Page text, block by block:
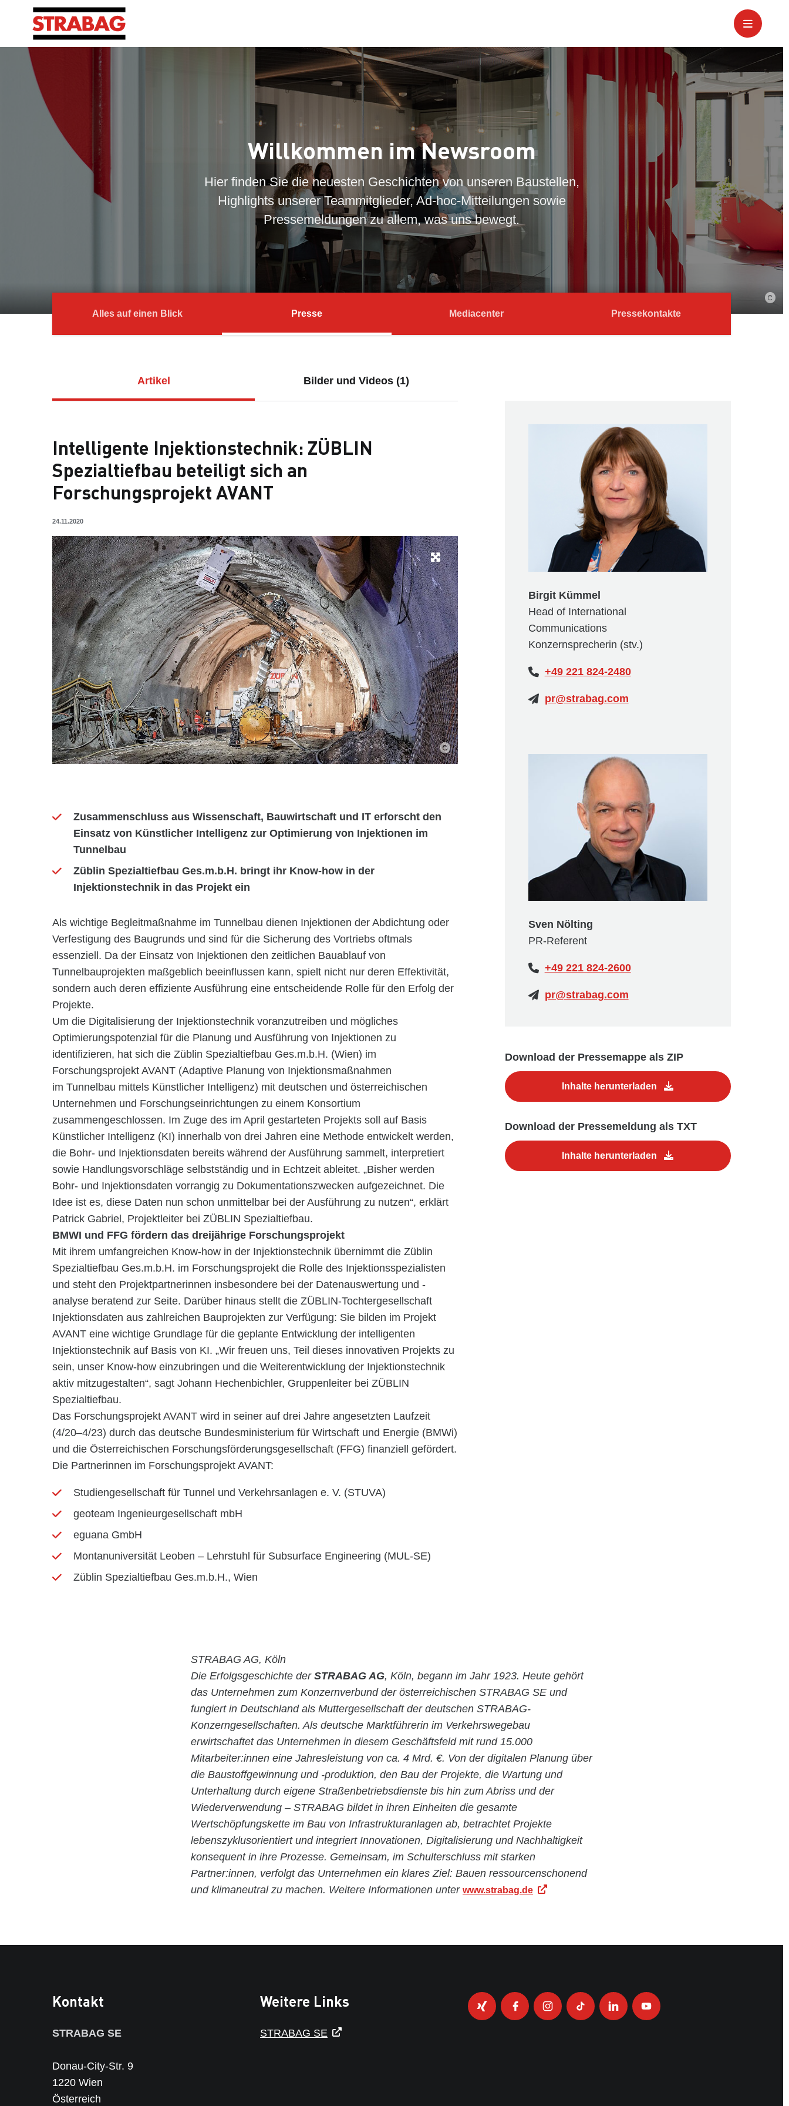
Willkommen im Newsroom
Hier finden Sie die neuesten Geschichten von unseren Baustellen,
Highlights unserer Teammitglieder, Ad-hoc-Mitteilungen sowie
Pressemeldungen zu allem, was uns bewegt.
Alles auf einen Blick Presse Mediacenter Pressekontakte
Artikel Bilder und Videos (1)
Intelligente Injektionstechnik: ZÜBLIN
Spezialtiefbau beteiligt sich an
Forschungsprojekt AVANT
24.11.2020
Zusammenschluss aus Wissenschaft, Bauwirtschaft und IT erforscht den
Einsatz von Künstlicher Intelligenz zur Optimierung von Injektionen im
Tunnelbau
Züblin Spezialtiefbau Ges.m.b.H. bringt ihr Know-how in der
Injektionstechnik in das Projekt ein
Als wichtige Begleitmaßnahme im Tunnelbau dienen Injektionen der Abdichtung oder
Verfestigung des Baugrunds und sind für die Sicherung des Vortriebs oftmals
essenziell. Da der Einsatz von Injektionen den zeitlichen Bauablauf von
Tunnelbauprojekten maßgeblich beeinflussen kann, spielt nicht nur deren Effektivität,
sondern auch deren effiziente Ausführung eine entscheidende Rolle für den Erfolg der
Projekte.
Um die Digitalisierung der Injektionstechnik voranzutreiben und mögliches
Optimierungspotenzial für die Planung und Ausführung von Injektionen zu
identifizieren, hat sich die Züblin Spezialtiefbau Ges.m.b.H. (Wien) im
Forschungsprojekt AVANT (Adaptive Planung von Injektionsmaßnahmen
im Tunnelbau mittels Künstlicher Intelligenz) mit deutschen und österreichischen
Unternehmen und Forschungseinrichtungen zu einem Konsortium
zusammengeschlossen. Im Zuge des im April gestarteten Projekts soll auf Basis
Künstlicher Intelligenz (KI) innerhalb von drei Jahren eine Methode entwickelt werden,
die Bohr- und Injektionsdaten bereits während der Ausführung sammelt, interpretiert
sowie Handlungsvorschläge selbstständig und in Echtzeit ableitet. „Bisher werden
Bohr- und Injektionsdaten vorrangig zu Dokumentationszwecken aufgezeichnet. Die
Idee ist es, diese Daten nun schon unmittelbar bei der Ausführung zu nutzen“, erklärt
Patrick Gabriel, Projektleiter bei ZÜBLIN Spezialtiefbau.
BMWI und FFG fördern das dreijährige Forschungsprojekt
Mit ihrem umfangreichen Know-how in der Injektionstechnik übernimmt die Züblin
Spezialtiefbau Ges.m.b.H. im Forschungsprojekt die Rolle des Injektionsspezialisten
und steht den Projektpartnerinnen insbesondere bei der Datenauswertung und -
analyse beratend zur Seite. Darüber hinaus stellt die ZÜBLIN-Tochtergesellschaft
Injektionsdaten aus zahlreichen Bauprojekten zur Verfügung: Sie bilden im Projekt
AVANT eine wichtige Grundlage für die geplante Entwicklung der intelligenten
Injektionstechnik auf Basis von KI. „Wir freuen uns, Teil dieses innovativen Projekts zu
sein, unser Know-how einzubringen und die Weiterentwicklung der Injektionstechnik
aktiv mitzugestalten“, sagt Johann Hechenbichler, Gruppenleiter bei ZÜBLIN
Spezialtiefbau.
Das Forschungsprojekt AVANT wird in seiner auf drei Jahre angesetzten Laufzeit
(4/20–4/23) durch das deutsche Bundesministerium für Wirtschaft und Energie (BMWi)
und die Österreichischen Forschungsförderungsgesellschaft (FFG) finanziell gefördert.
Die Partnerinnen im Forschungsprojekt AVANT:
Studiengesellschaft für Tunnel und Verkehrsanlagen e. V. (STUVA)
geoteam Ingenieurgesellschaft mbH
eguana GmbH
Montanuniversität Leoben – Lehrstuhl für Subsurface Engineering (MUL-SE)
Züblin Spezialtiefbau Ges.m.b.H., Wien
Download der Pressemappe als ZIP
Inhalte herunterladen
Download der Pressemeldung als TXT
Inhalte herunterladen
Birgit Kümmel
Head of International
Communications
Konzernsprecherin (stv.)
+49 221 824-2480
pr@strabag.com
Sven Nölting
PR-Referent
+49 221 824-2600
pr@strabag.com
STRABAG AG, Köln
Die Erfolgsgeschichte der STRABAG AG, Köln, begann im Jahr 1923. Heute gehört
das Unternehmen zum Konzernverbund der österreichischen STRABAG SE und
fungiert in Deutschland als Muttergesellschaft der deutschen STRABAG-
Konzerngesellschaften. Als deutsche Marktführerin im Verkehrswegebau
erwirtschaftet das Unternehmen in diesem Geschäftsfeld mit rund 15.000
Mitarbeiter:innen eine Jahresleistung von ca. 4 Mrd. €. Von der digitalen Planung über
die Baustoffgewinnung und -produktion, den Bau der Projekte, die Wartung und
Unterhaltung durch eigene Straßenbetriebsdienste bis hin zum Abriss und der
Wiederverwendung – STRABAG bildet in ihren Einheiten die gesamte
Wertschöpfungskette im Bau von Infrastrukturanlagen ab, betrachtet Projekte
lebenszyklusorientiert und integriert Innovationen, Digitalisierung und Nachhaltigkeit
konsequent in ihre Prozesse. Gemeinsam, im Schulterschluss mit starken
Partner:innen, verfolgt das Unternehmen ein klares Ziel: Bauen ressourcenschonend
und klimaneutral zu machen. Weitere Informationen unter www.strabag.de
Kontakt
STRABAG SE
Donau-City-Str. 9
1220 Wien
Österreich
Weitere Links
STRABAG SE